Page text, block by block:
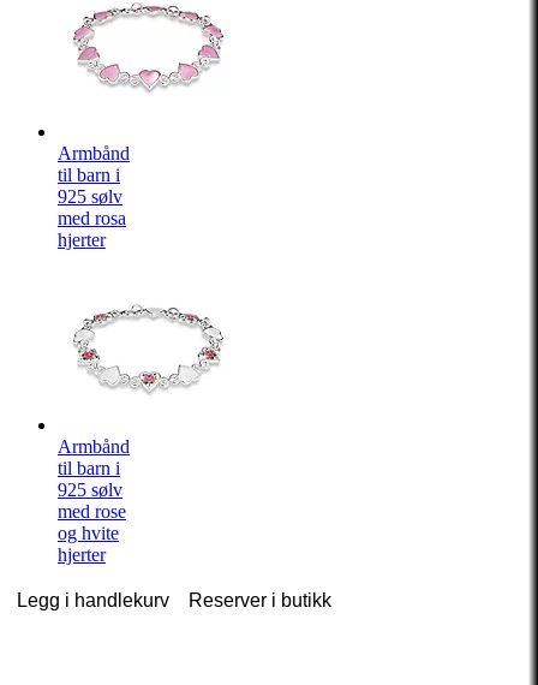
Armbånd
til barn i
925 sølv
med rosa
hjerter
Armbånd
til barn i
925 sølv
med rose
og hvite
hjerter
Legg i handlekurv Reserver i butikk